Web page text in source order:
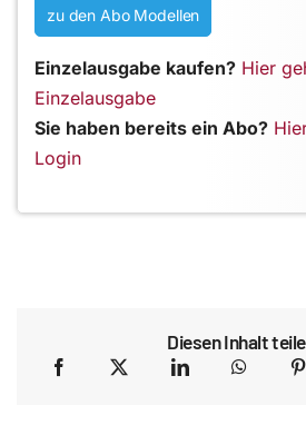
zu den Abo Modellen
Einzelausgabe kaufen? Hier
Einzelausgabe
Sie haben bereits ein Abo?
Login
Diesen Inhalt